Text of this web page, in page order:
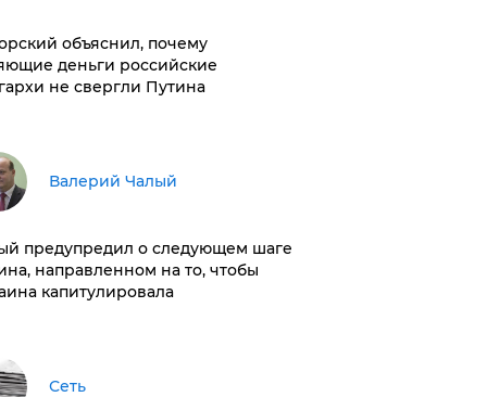
объяснил, почему
деньги российские
не свергли Путина
Валерий Чалый
предупредил о следующем шаге
направленном на то, чтобы
капитулировала
Сеть